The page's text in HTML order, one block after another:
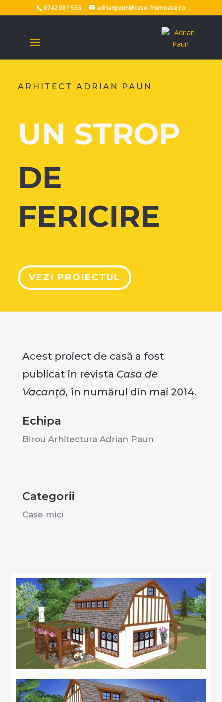
0742 081 533 adrianpaun@case-frumoase.ro
ARHITECT ADRIAN PAUN
UN STROP
DE
FERICIRE
VEZI PROIECTUL
Acest proiect de casă a fost
publicat în revista Casa de
Vacanţă, în numărul din mai 2014.
Echipa
Birou Arhitectura Adrian Paun
Categorii
Case mici